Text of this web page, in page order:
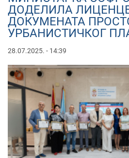
ДОДЕЛИЛА
ДОКУМЕНАТА
УРБАНИСТИЧКОГ
28.07.2025. - 14:39